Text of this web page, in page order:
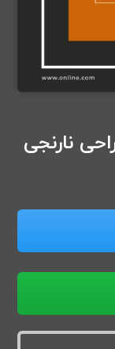
نارنجی